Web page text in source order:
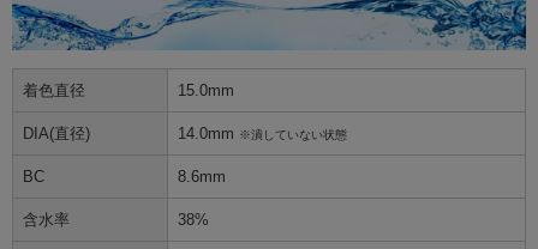
着色直径 15.0mm
DIA(直径) 14.0mm ※潰していない状態
BC 8.6mm
含水率 38%